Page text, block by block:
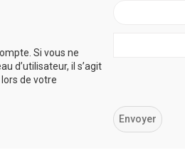
Si vous ne
d’utilisateur, il s’agit
de votre